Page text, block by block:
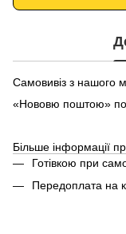
Самовивіз з нашого
«Нововю поштою» по
Більше інформації
Готівкою при
Передоплата на